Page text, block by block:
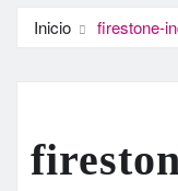
Inicio firestone-